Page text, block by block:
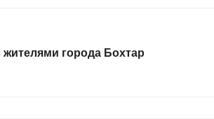
города Бохтар